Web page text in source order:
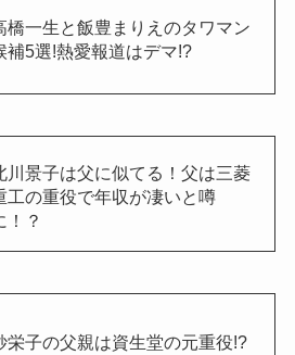
橋一生と飯豊まりえのタワマン
補5選!熱愛報道はデマ!?
川景子は父に似てる！父は三菱
工の重役で年収が凄いと噂
！？
栄子の父親は資生堂の元重役!?